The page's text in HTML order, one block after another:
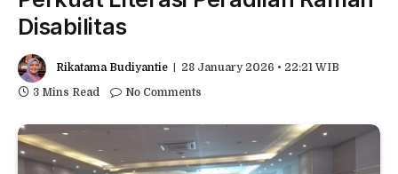
Disabilitas
Rikatama Budiyantie
28 January 2026 • 22:21 WIB
3 Mins Read
No Comments